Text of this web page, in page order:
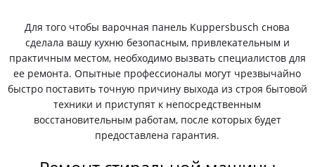
Для того чтобы варочная панель Kuppersbusch снова
сделала вашу кухню безопасным, привлекательным и
практичным местом, необходимо вызвать специалистов для
ее ремонта. Опытные профессионалы могут чрезвычайно
быстро поставить точную причину выхода из строя бытовой
техники и приступят к непосредственным
восстановительным работам, после которых будет
предоставлена гарантия.